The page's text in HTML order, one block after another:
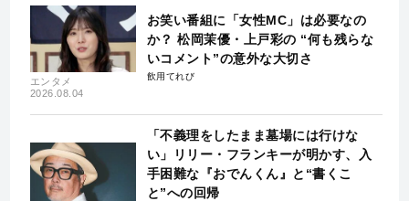
エンタメ
2026.08.04
お笑い番組に「女性MC」は必要なの
か？ 松岡茉優・上戸彩の “何も残らな
いコメント”の意外な大切さ
飲用てれび
「不義理をしたまま墓場には行けな
い」リリー・フランキーが明かす、入
手困難な『おでんくん』と“書くこ
と”への回帰